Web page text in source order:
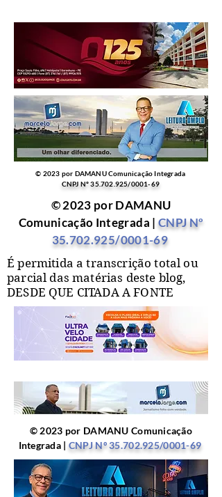
© 2023 por DAMANU Comunicação Integrada
CNPJ Nº35.702.925/0001-69
© 2023 por DAMANU
Comunicação Integrada | CNPJ Nº
35.702.925/0001-69
É permitida a transcrição total ou
parcial das matérias deste blog,
DESDE QUE CITADA A FONTE
© 2023 por DAMANU Comunicação
Integrada | CNPJ Nº35.702.925/0001-69